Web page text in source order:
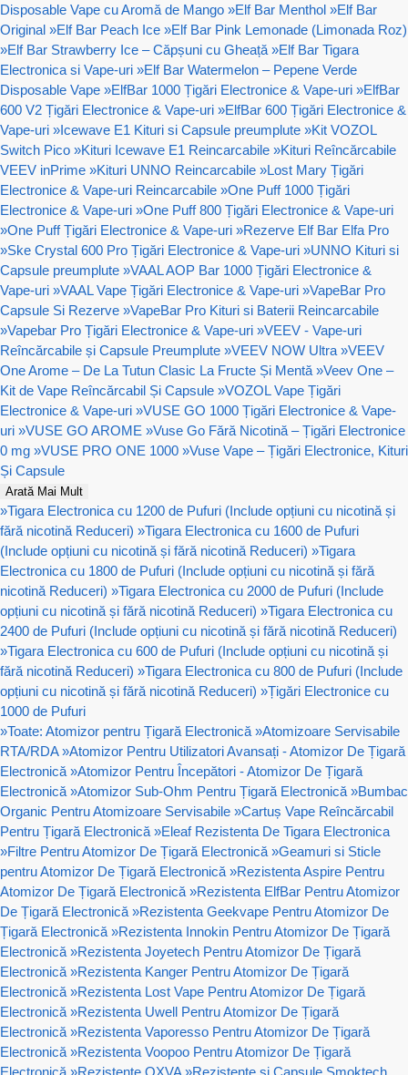
Disposable Vape cu Aromă de Mango »Elf Bar Menthol »Elf Bar
Original »Elf Bar Peach Ice »Elf Bar Pink Lemonade (Limonada Roz)
»Elf Bar Strawberry Ice – Căpșuni cu Gheață »Elf Bar Tigara
Electronica si Vape-uri »Elf Bar Watermelon – Pepene Verde
Disposable Vape »ElfBar 1000 Țigări Electronice & Vape-uri »ElfBar
600 V2 Țigări Electronice & Vape-uri »ElfBar 600 Țigări Electronice &
Vape-uri »Icewave E1 Kituri si Capsule preumplute »Kit VOZOL
Switch Pico »Kituri Icewave E1 Reincarcabile »Kituri Reîncărcabile
VEEV inPrime »Kituri UNNO Reincarcabile »Lost Mary Țigări
Electronice & Vape-uri Reincarcabile »One Puff 1000 Țigări
Electronice & Vape-uri »One Puff 800 Țigări Electronice & Vape-uri
»One Puff Țigări Electronice & Vape-uri »Rezerve Elf Bar Elfa Pro
»Ske Crystal 600 Pro Țigări Electronice & Vape-uri »UNNO Kituri si
Capsule preumplute »VAAL AOP Bar 1000 Țigări Electronice &
Vape-uri »VAAL Vape Țigări Electronice & Vape-uri »VapeBar Pro
Capsule Si Rezerve »VapeBar Pro Kituri si Baterii Reincarcabile
»Vapebar Pro Țigări Electronice & Vape-uri »VEEV - Vape-uri
Reîncărcabile și Capsule Preumplute »VEEV NOW Ultra »VEEV
One Arome – De La Tutun Clasic La Fructe Și Mentă »Veev One –
Kit de Vape Reîncărcabil Și Capsule »VOZOL Vape Țigări
Electronice & Vape-uri »VUSE GO 1000 Țigări Electronice & Vape-
uri »VUSE GO AROME »Vuse Go Fără Nicotină – Țigări Electronice
0 mg »VUSE PRO ONE 1000 »Vuse Vape – Țigări Electronice, Kituri
Și Capsule
Arată Mai Mult
»Tigara Electronica cu 1200 de Pufuri (Include opțiuni cu nicotină și
fără nicotină Reduceri) »Tigara Electronica cu 1600 de Pufuri
(Include opțiuni cu nicotină și fără nicotină Reduceri) »Tigara
Electronica cu 1800 de Pufuri (Include opțiuni cu nicotină și fără
nicotină Reduceri) »Tigara Electronica cu 2000 de Pufuri (Include
opțiuni cu nicotină și fără nicotină Reduceri) »Tigara Electronica cu
2400 de Pufuri (Include opțiuni cu nicotină și fără nicotină Reduceri)
»Tigara Electronica cu 600 de Pufuri (Include opțiuni cu nicotină și
fără nicotină Reduceri) »Tigara Electronica cu 800 de Pufuri (Include
opțiuni cu nicotină și fără nicotină Reduceri) »Țigări Electronice cu
1000 de Pufuri
»Toate: Atomizor pentru Țigară Electronică »Atomizoare Servisabile
RTA/RDA »Atomizor Pentru Utilizatori Avansați - Atomizor De Țigară
Electronică »Atomizor Pentru Începători - Atomizor De Țigară
Electronică »Atomizor Sub-Ohm Pentru Țigară Electronică »Bumbac
Organic Pentru Atomizoare Servisabile »Cartuș Vape Reîncărcabil
Pentru Țigară Electronică »Eleaf Rezistenta De Tigara Electronica
»Filtre Pentru Atomizor De Țigară Electronică »Geamuri si Sticle
pentru Atomizor De Țigară Electronică »Rezistenta Aspire Pentru
Atomizor De Țigară Electronică »Rezistenta ElfBar Pentru Atomizor
De Țigară Electronică »Rezistenta Geekvape Pentru Atomizor De
Țigară Electronică »Rezistenta Innokin Pentru Atomizor De Țigară
Electronică »Rezistenta Joyetech Pentru Atomizor De Țigară
Electronică »Rezistenta Kanger Pentru Atomizor De Țigară
Electronică »Rezistenta Lost Vape Pentru Atomizor De Țigară
Electronică »Rezistenta Uwell Pentru Atomizor De Țigară
Electronică »Rezistenta Vaporesso Pentru Atomizor De Țigară
Electronică »Rezistenta Voopoo Pentru Atomizor De Țigară
Electronică »Rezistente OXVA »Rezistente si Capsule Smoktech